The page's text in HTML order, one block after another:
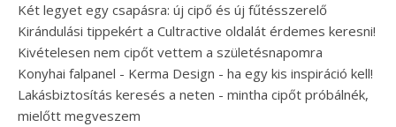
Két legyet egy csapásra: új cipő és új fűtésszerelő
Kirándulási tippekért a Cultractive oldalát érdemes keresni!
Kivételesen nem cipőt vettem a születésnapomra
Konyhai falpanel - Kerma Design - ha egy kis inspiráció kell!
Lakásbiztosítás keresés a neten - mintha cipőt próbálnék,
mielőtt megveszem